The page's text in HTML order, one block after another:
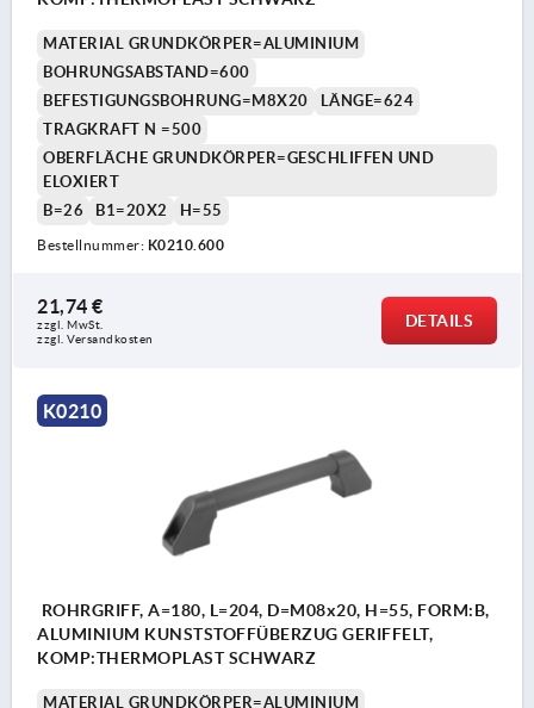
MATERIAL GRUNDKÖRPER=ALUMINIUM
BOHRUNGSABSTAND=600
BEFESTIGUNGSBOHRUNG=M8X20
LÄNGE=624
TRAGKRAFT N =500
OBERFLÄCHE GRUNDKÖRPER=GESCHLIFFEN UND
ELOXIERT
B=26
B1=20X2 H=55
Bestellnummer: K0210.600
21,74 €
zzgl. MwSt.
zzgl. Versandkosten
DETAILS
K0210
ROHRGRIFF, A=180, L=204, D=M08x20, H=55, FORM:B,
ALUMINIUM KUNSTSTOFFÜBERZUG GERIFFELT,
KOMP:THERMOPLAST SCHWARZ
MATERIAL GRUNDKÖRPER=ALUMINIUM